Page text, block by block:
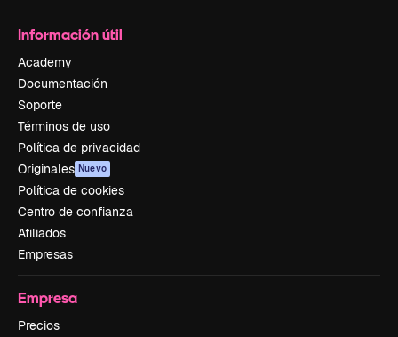
Información útil
Academy
Documentación
Soporte
Términos de uso
Política de privacidad
Originales Nuevo
Política de cookies
Centro de confianza
Afiliados
Empresas
Empresa
Precios